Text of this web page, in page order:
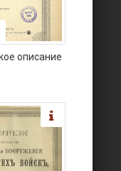
описание